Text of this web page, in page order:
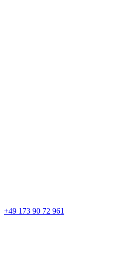
+49 173 90 72 961